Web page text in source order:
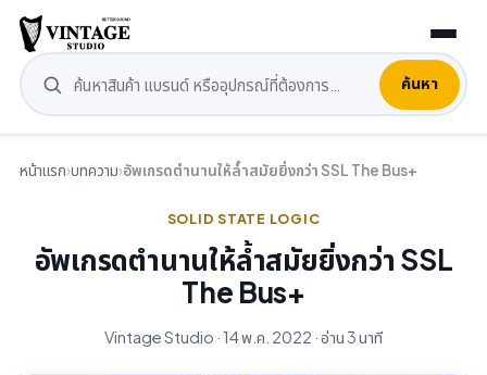
ค้นหา
หน้าแรก›บทความ›อัพเกรดตำนานให้ล้ำสมัยยิ่งกว่า SSL The Bus+
SOLID STATE LOGIC
อัพเกรดตำนานให้ล้ำสมัยยิ่งกว่า SSL
The Bus+
Vintage Studio · 14 พ.ค. 2022 · อ่าน 3 นาที